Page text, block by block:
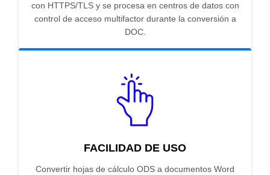
con HTTPS/TLS y se procesa en centros de datos con
control de acceso multifactor durante la conversión a
DOC.
FACILIDAD DE USO
Convertir hojas de cálculo ODS a documentos Word